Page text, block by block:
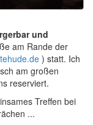
und
am Rande der
) statt. Ich
am großen
reserviert.
Treffen bei
...